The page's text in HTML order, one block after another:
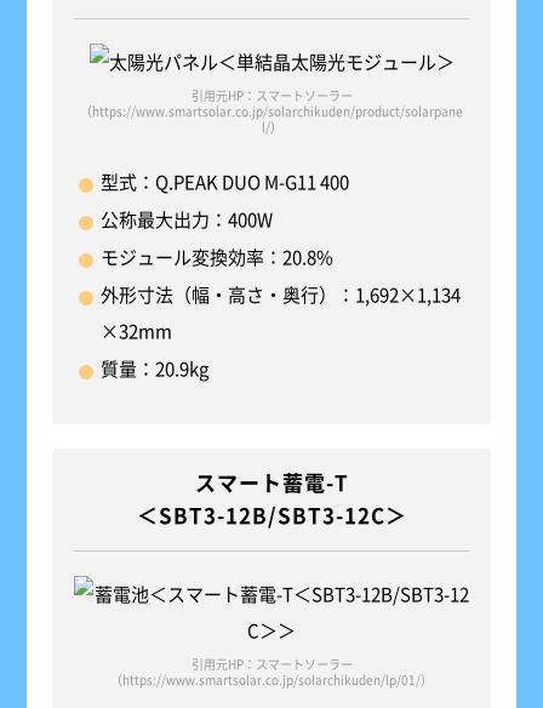
引用元HP：スマートソーラー
（https://www.smartsolar.co.jp/solarchikuden/product/solarpane
l/）
型式：Q.PEAK DUO M-G11 400
公称最大出力：400W
モジュール変換効率：20.8%
外形寸法（幅・高さ・奥行）：1,692×1,134
×32mm
質量：20.9kg
スマート蓄電-T
＜SBT3-12B/SBT3-12C＞
引用元HP：スマートソーラー
（https://www.smartsolar.co.jp/solarchikuden/lp/01/）